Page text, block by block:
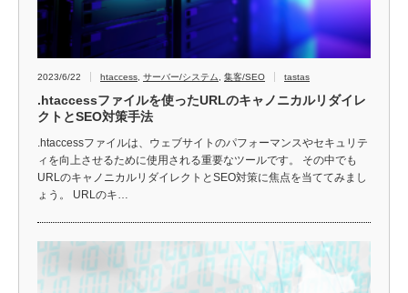
2023/6/22 htaccess サーバー/システム 集客/SEO tastas
.htaccessファイルを使ったURLのキャノニカルリダイレ
クトとSEO対策手法
.htaccessファイルは、ウェブサイトのパフォーマンスやセキュリテ
ィを向上させるために使用される重要なツールです。 その中でも
URLのキャノニカルリダイレクトとSEO対策に焦点を当ててみまし
ょう。 URLのキ…